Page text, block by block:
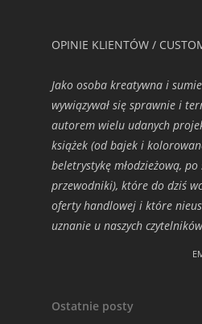
OPINIE KLIENTÓW /
Jako osoba kreatywna i
wywiązywał się sprawnie i
autorem wielu udanych
książek (od bajek i
beletrystykę młodzieżową, po
przewodniki), które do dziś
oferty handlowej i które
uznanie u naszych
Ostatnie posty